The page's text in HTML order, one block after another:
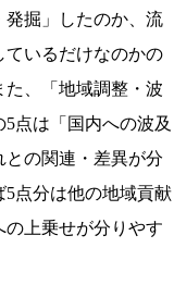
発掘」したのか、流
ているだけなのかの
、「地域調整・波
点は「国内への波及
の関連・差異が分
5点分は他の地域貢献
上乗せが分りやす